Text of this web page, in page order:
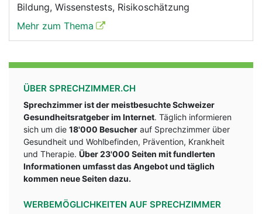
Bildung, Wissenstests, Risikoschätzung
Mehr zum Thema
ÜBER SPRECHZIMMER.CH
Sprechzimmer ist der meistbesuchte Schweizer
Gesundheitsratgeber im Internet. Täglich informieren
sich um die 18'000 Besucher auf Sprechzimmer über
Gesundheit und Wohlbefinden, Prävention, Krankheit
und Therapie. Über 23'000 Seiten mit fundlerten
Informationen umfasst das Angebot und täglich
kommen neue Seiten dazu.
WERBEMÖGLICHKEITEN AUF SPRECHZIMMER